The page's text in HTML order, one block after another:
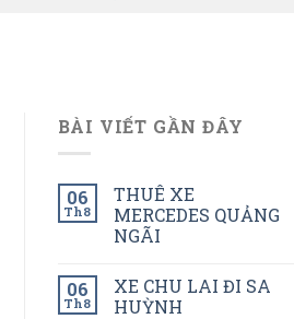
BÀI VIẾT GẦN ĐÂY
06
Th8
THUÊ XE
MERCEDES QUẢNG
NGÃI
06
Th8
XE CHU LAI ĐI SA
HUỲNH